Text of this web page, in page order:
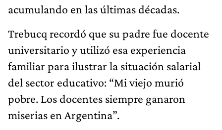
acumulando en las últimas décadas.
Trebucq recordó que su padre fue docente
universitario y utilizó esa experiencia
familiar para ilustrar la situación salarial
del sector educativo: “Mi viejo murió
pobre. Los docentes siempre ganaron
miserias en Argentina”.